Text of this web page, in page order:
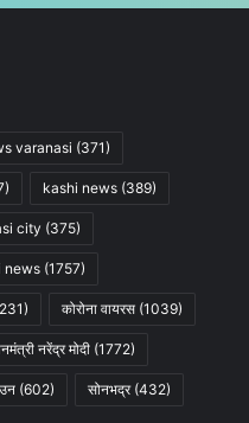
varanasi (371)
kashi news (389)
city (375)
news (1757)
कोरोना वायरस (1039)
नरेंद्र मोदी (1772)
(602) सोनभद्र(432)